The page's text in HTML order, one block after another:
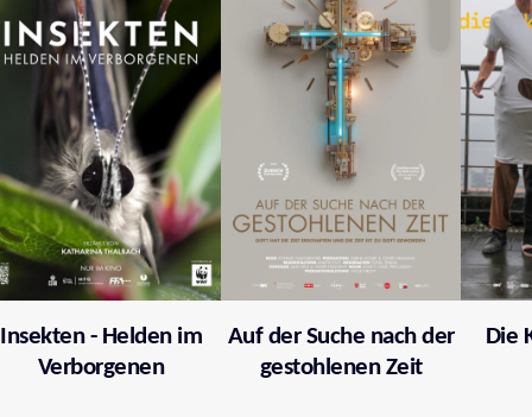
Insekten - Helden im
Verborgenen
Auf der Suche nach der
gestohlenen Zeit
Die